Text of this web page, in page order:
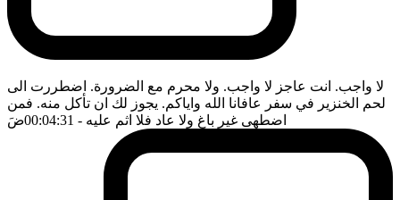
لا واجب. انت عاجز لا واجب. ولا محرم مع الضرورة. اضطررت الى
لحم الخنزير في سفر عافانا الله واياكم. يجوز لك ان تأكل منه. فمن
اضطهى غير باغ ولا عاد فلا اثم عليه - 00:04:31 ضَ